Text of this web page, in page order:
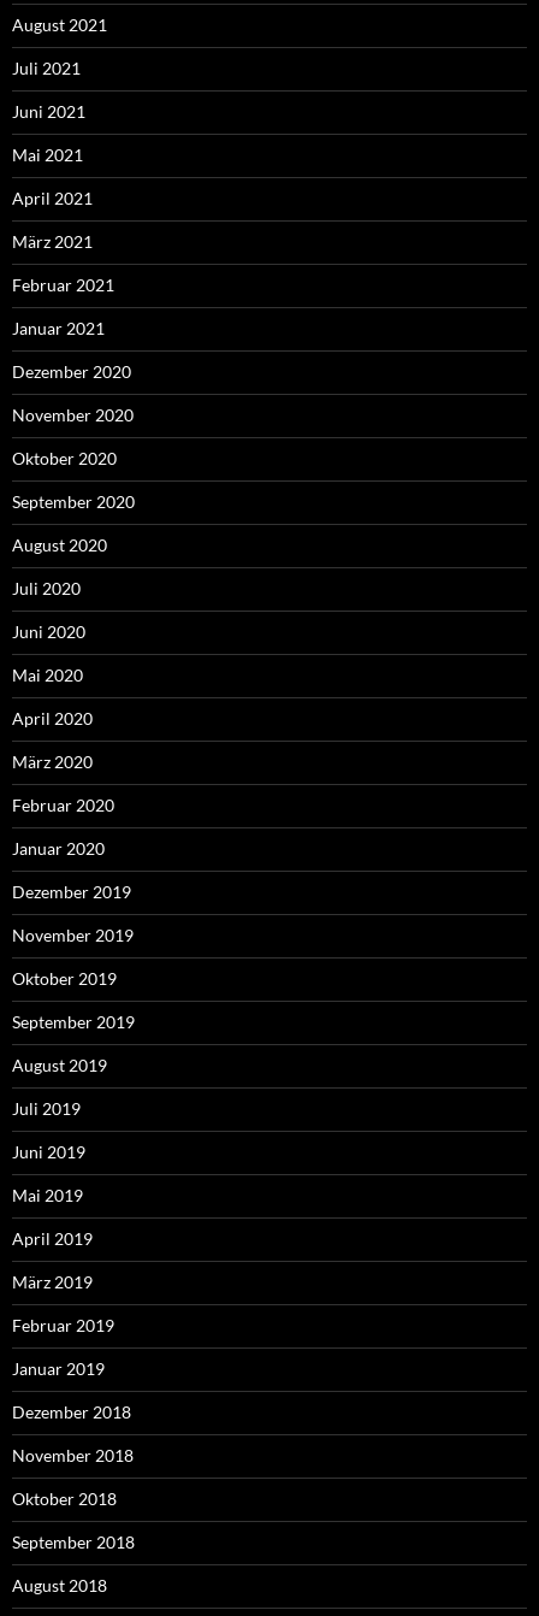
August 2021
Juli 2021
Juni 2021
Mai 2021
April 2021
März 2021
Februar 2021
Januar 2021
Dezember 2020
November 2020
Oktober 2020
September 2020
August 2020
Juli 2020
Juni 2020
Mai 2020
April 2020
März 2020
Februar 2020
Januar 2020
Dezember 2019
November 2019
Oktober 2019
September 2019
August 2019
Juli 2019
Juni 2019
Mai 2019
April 2019
März 2019
Februar 2019
Januar 2019
Dezember 2018
November 2018
Oktober 2018
September 2018
August 2018